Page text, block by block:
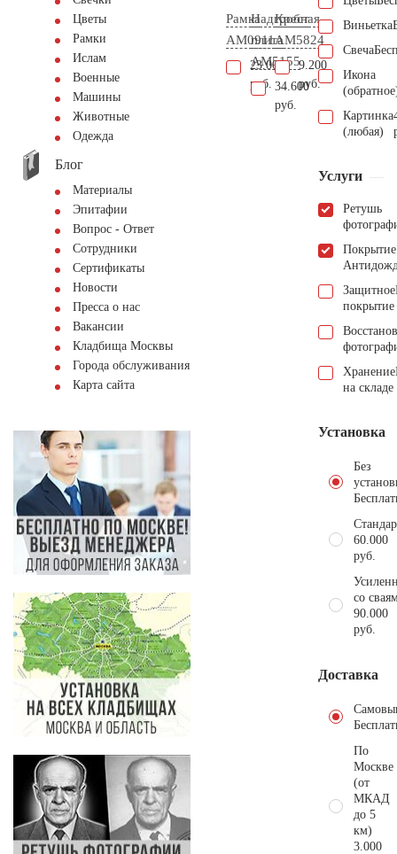
Цветы
Рамки
Ислам
Военные
Машины
Животные
Одежда
Блог
Материалы
Эпитафии
Вопрос - Ответ
Сотрудники
Сертификаты
Новости
Пресса о нас
Вакансии
Кладбища Москвы
Города обслуживания
Карта сайта
Рамка
AM0911
23.000
руб.
Надгробная
плита
AM5155
34.600
руб.
Крест
AM5824
9.200
руб.
Виньетка
Свеча
Икона
Картинка
(любая)
Услуги
Ретушь
Покрытие
Защитное
покрытие
Хранение
на складе
Установка
Без
60.000
руб.
со
90.000
руб.
Доставка
По
Москве
(от
МКАД
до 5
км)
3.000